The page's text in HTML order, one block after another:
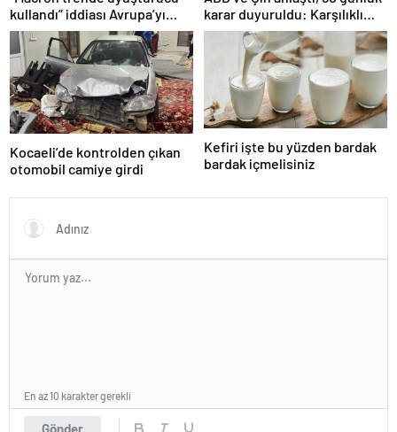
kullandı” iddiası Avrupa’yı
karıştırmıştı: Fransa’dan
“peçeteli” yalanlama geldi!
karar duyuruldu: Karşılıklı
tarife indirimi geldi!
Kocaeli’de kontrolden çıkan
otomobil camiye girdi
Kefiri işte bu yüzden bardak
bardak içmelisiniz
Gönder
En az 10 karakter gerekli